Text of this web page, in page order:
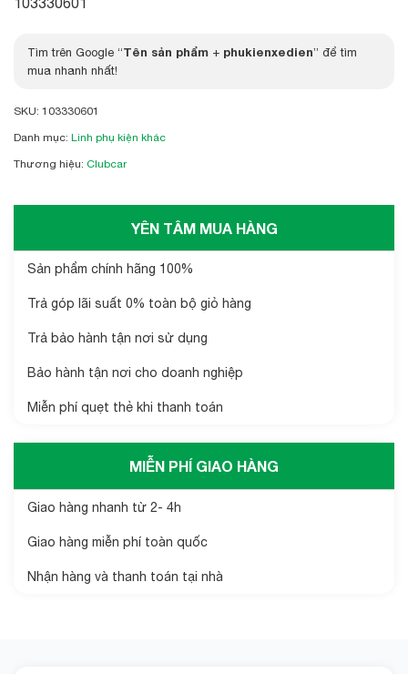
Tìm trên Google “Tên sản phẩm + phukienxedien” để tìm
mua nhanh nhất!
SKU: 103330601
Danh mục: Linh phụ kiện khác
Thương hiệu: Clubcar
YÊN TÂM MUA HÀNG
Sản phẩm chính hãng 100%
Trả góp lãi suất 0% toàn bộ giỏ hàng
Trả bảo hành tận nơi sử dụng
Bảo hành tận nơi cho doanh nghiệp
Miễn phí quẹt thẻ khi thanh toán
MIỄN PHÍ GIAO HÀNG
Giao hàng nhanh từ 2- 4h
Giao hàng miễn phí toàn quốc
Nhận hàng và thanh toán tại nhà